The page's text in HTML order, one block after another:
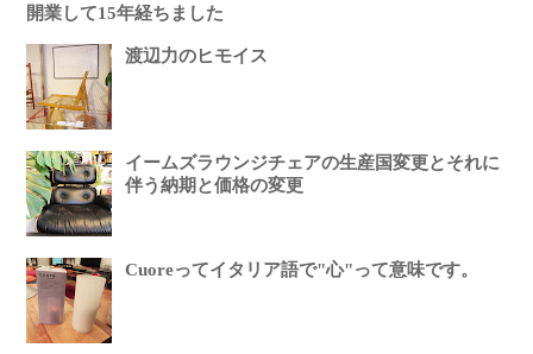
開業して15年経ちました
渡辺力のヒモイス
イームズラウンジチェアの生産国変更とそれに
伴う納期と価格の変更
Cuoreってイタリア語で"心"って意味です。